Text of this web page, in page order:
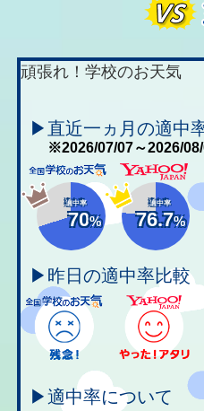
頑張れ！学校のお天気
▶直近一ヵ月の適中
※2026/07/07～2026/
適中率
70%
適中率
76.7%
▶昨日の適中率比較
▶適中率について